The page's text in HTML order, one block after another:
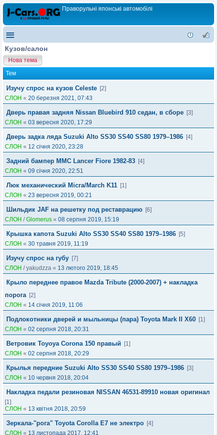
Праворульні японські автомобілі
Кузов/салон
Нова тема
Тем
Изучу спрос на кузов Celeste [2]
СЛОН « 20 березня 2021, 07:43
Дверь правая задняя Nissan Bluebird 910 седан, в сборе [3]
СЛОН « 03 вересня 2020, 17:29
Дверь задка ляда Suzuki Alto SS30 SS40 SS80 1979–1986 [4]
СЛОН « 12 січня 2020, 23:28
Задний бампер MMC Lancer Fiore 1982-83 [4]
СЛОН « 09 січня 2020, 22:51
Люк механический Micra/March K11 [1]
СЛОН « 23 вересня 2019, 00:21
Шильдик JAF на решетку под реставрацию [6]
СЛОН /Glomerus « 08 серпня 2019, 15:19
Крышка капота Suzuki Alto SS30 SS40 SS80 1979–1986 [5]
СЛОН « 30 травня 2019, 11:19
Изучу спрос на губу [7]
СЛОН /yakudzza « 13 лютого 2019, 18:45
Крыло переднее правое Mazda Tribute (2000-2007) + накладка
порога [2]
СЛОН « 14 січня 2019, 11:06
Подлокотники дверей и мыльницы (пара) Toyota Mark II X60 [1]
СЛОН « 02 серпня 2018, 20:31
Ветровик Toyoya Corona 150 правый
[1]
СЛОН « 02 серпня 2018, 20:29
Крылья передние Suzuki Alto SS30 SS40 SS80 1979–1986 [3]
СЛОН « 10 червня 2018, 20:04
Накладка педали резиновая NISSAN 46531-89910 новая оригинал
[1]
СЛОН « 13 квітня 2018, 20:59
Зеркала-"рога" Toyota Corolla E7 не электро [4]
СЛОН « 13 листопада 2017, 12:41